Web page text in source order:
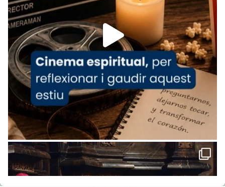
Aquest dilluns, 27 de juliol, ha tingut lloc la
missa d’acció de gràcies en agraïment al
comitè organitzador de la visita apostòlica
del Sant Pare Lleó XIV a Barcelona, i als
col·laboradors, a la Catedral de Barcelona.
L’arquebisbe de Barcelona, el cardenal Joan
Josep Omella, ha presidit la missa i l’ha
concelebrat el bisbe auxiliar de Barcelona,
Mons. David Abadías.
📸 Dr. G. Simón
Foto
View on Facebook Share